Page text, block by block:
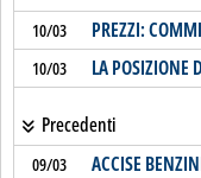
10/03 PREZZI:
10/03 LA POSIZIONE
Precedenti
09/03 ACCISE